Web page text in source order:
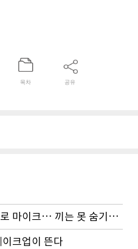
목차 공유
“쌍둥이 딸 둘 다 돌잡이로 마이크… 끼는 못 숨기나 봐요”
크업이 뜬다